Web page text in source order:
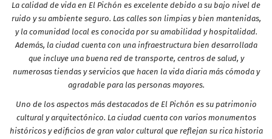
La calidad de vida en El Pichón es excelente debido a su bajo nivel de
ruido y su ambiente seguro. Las calles son limpias y bien mantenidas,
y la comunidad local es conocida por su amabilidad y hospitalidad.
Además, la ciudad cuenta con una infraestructura bien desarrollada
que incluye una buena red de transporte, centros de salud, y
numerosas tiendas y servicios que hacen la vida diaria más cómoda y
agradable para las personas mayores.
Uno de los aspectos más destacados de El Pichón es su patrimonio
cultural y arquitectónico. La ciudad cuenta con varios monumentos
históricos y edificios de gran valor cultural que reflejan su rica historia